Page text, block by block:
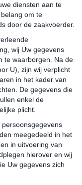
diensten aan te
om te
door de zaakvoerder.
wij Uw gegevens
te waarborgen. Na de
U), zijn wij verplicht
in het kader van
De gegevens die
enkel de
plicht.
meegedeeld in het
in uitvoering van
hierover en wij
Uw gegevens zich